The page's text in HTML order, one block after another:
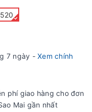
7 ngày - Xem chính
phí giao hàng cho đơn
Mai gần nhất